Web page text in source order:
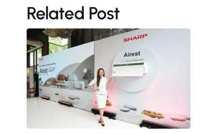
Related Post